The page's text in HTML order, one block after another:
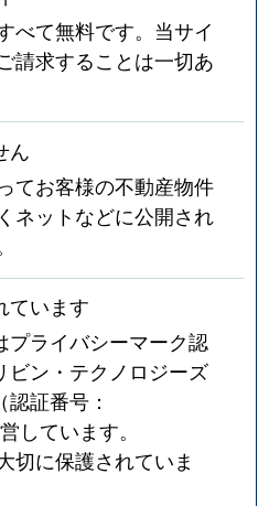
べて無料です。当サイ
請求することは一切あ
ん
てお客様の不動産物件
ネットなどに公開され
ています
プライバシーマーク認
ビン・テクノロジーズ
証番号：
しています。
切に保護されていま